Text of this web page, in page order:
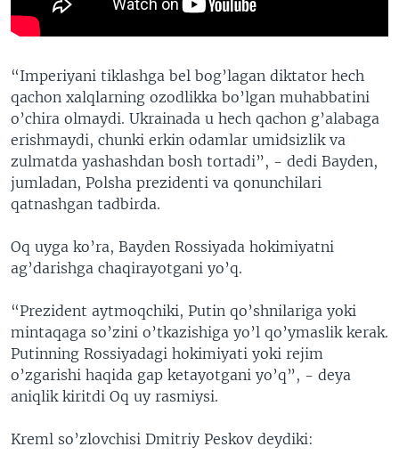
“Imperiyani tiklashga bel bog’lagan diktator hech
qachon xalqlarning ozodlikka bo’lgan muhabbatini
o’chira olmaydi. Ukrainada u hech qachon g’alabaga
erishmaydi, chunki erkin odamlar umidsizlik va
zulmatda yashashdan bosh tortadi”, - dedi Bayden,
jumladan, Polsha prezidenti va qonunchilari
qatnashgan tadbirda.
Oq uyga ko’ra, Bayden Rossiyada hokimiyatni
ag’darishga chaqirayotgani yo’q.
“Prezident aytmoqchiki, Putin qo’shnilariga yoki
mintaqaga so’zini o’tkazishiga yo’l qo’ymaslik kerak.
Putinning Rossiyadagi hokimiyati yoki rejim
o’zgarishi haqida gap ketayotgani yo’q”, - deya
aniqlik kiritdi Oq uy rasmiysi.
Kreml so’zlovchisi Dmitriy Peskov deydiki: